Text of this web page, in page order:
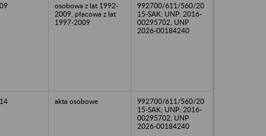
osobowa z lat 1992-
2009, płacowa z lat
1997-2009
992700/611/560/20
15-SAK; UNP: 2016-
00295702, UNP
2026-00184240
akta osobowe
992700/611/560/20
15-SAK; UNP: 2016-
00295702, UNP
2026-00184240